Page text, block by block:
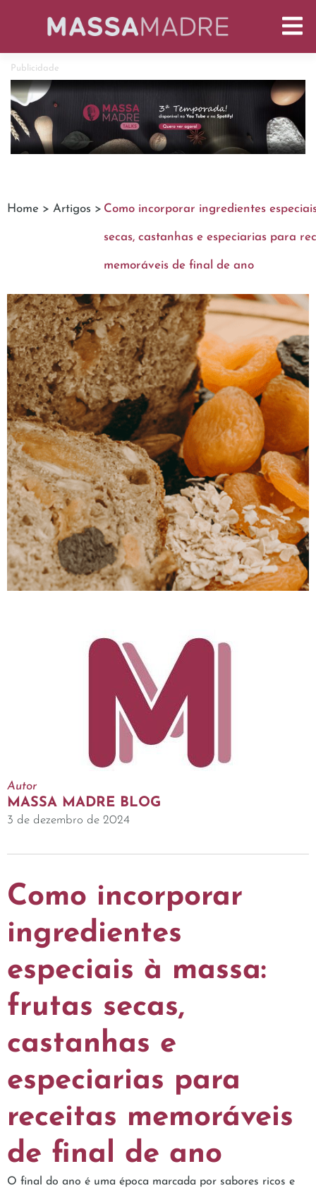
Publicidade
Home > Artigos > Como incorporar ingredientes
secas, castanhas e especiarias para
memoráveis ​​de final de ano
Autor
MASSA MADRE BLOG
3 de dezembro de 2024
Como incorporar
ingredientes
especiais à massa:
frutas secas,
castanhas e
especiarias para
receitas memoráveis ​​
de final de ano
O final do ano é uma época marcada por sabores ricos e